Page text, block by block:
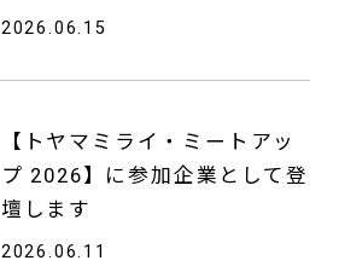
2026.06.15
【トヤマミライ・ミートアッ
プ 2026】に参加企業として登
壇します
2026.06.11